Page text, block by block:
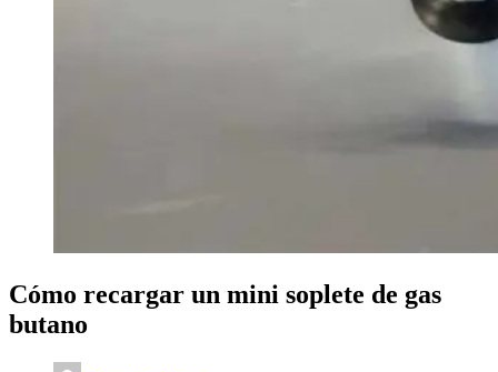
Cómo recargar un mini soplete de gas
butano